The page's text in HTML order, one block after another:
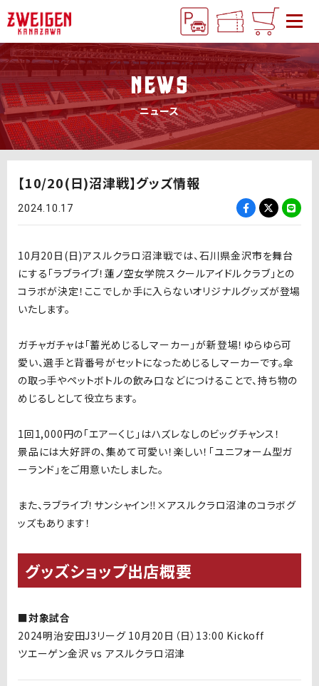
NEWS
ニュース
【10/20(日)沼津戦】グッズ情報
2024.10.17
10月20 日 (日)アスルクラロ沼津戦では、石川県金沢市を舞台
にする「ラブライブ！蓮ノ空女学院スクールアイドルクラブ」との
コラボが決定！ここでしか手に入らないオリジナルグッズが登場
いたします。
ガチャガチャは「蓄光めじるしマーカー」が新登場！ゆらゆら可
愛い、選手と背番号がセットになっためじるしマーカーです。傘
の取っ手やペットボトルの飲み口などにつけることで、持ち物の
めじるしとして役立ちます。
1回1,000円の「エアーくじ」はハズレなしのビッグチャンス！
景品には大好評の、集めて可愛い！楽しい！「ユニフォーム型ガ
ーランド」をご用意いたしました。
また、ラブライブ！サンシャイン‼︎×アスルクラロ沼津のコラボグ
ッズもあります！
グッズショップ出店概要
■対象試合
2024明治安田J3リーグ 10月20日（日）13:00 Kickoff
ツエーゲン金沢 vs アスルクラロ沼津